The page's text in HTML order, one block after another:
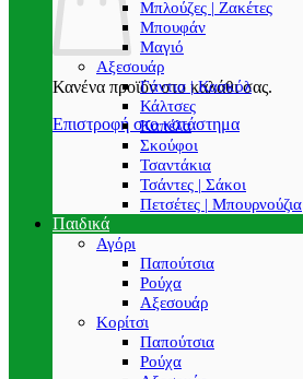
Κανένα προϊόν στο καλάθι σας.
Επιστροφή στο κατάστημα
Μπλούζες | Ζακέτες
Μπουφάν
Μαγιό
Αξεσουάρ
Γάντια | Κασκόλ
Κάλτσες
Καπέλα
Σκούφοι
Τσαντάκια
Τσάντες | Σάκοι
Πετσέτες | Μπουρνούζια
Παιδικά
Αγόρι
Παπούτσια
Ρούχα
Αξεσουάρ
Κορίτσι
Παπούτσια
Ρούχα